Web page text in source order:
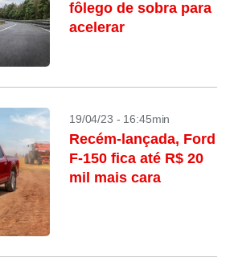
fôlego de sobra para
acelerar
19/04/23 - 16:45min
Recém-lançada, Ford
F-150 fica até R$ 20
mil mais cara